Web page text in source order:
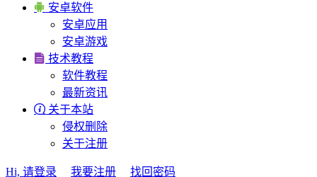
 安卓软件
安卓应用
安卓游戏
 技术教程
软件教程
最新资讯
 关于本站
侵权删除
关于注册
Hi, 请登录 我要注册
找回密码